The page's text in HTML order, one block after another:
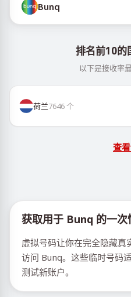
Bunq
排名前10的
以下是接收率
荷兰7646个
查
获取用于 Bunq 的一次
虚拟号码让你在完全隐藏真
访问 Bunq。这些临时号码
测试新账户。